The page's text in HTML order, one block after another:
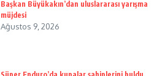
Başkan Büyükakın’dan uluslararası yarışma
müjdesi
Ağustos 9, 2026